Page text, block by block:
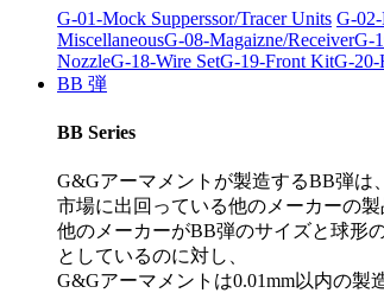
G-01-Mock Supperssor/Tracer Units G-02-
MiscellaneousG-08-Magaizne/ReceiverG-
NozzleG-18-Wire SetG-19-Front KitG-20-
BB 弾
BB Series
G&Gアーマメントが製造するBB弾は、
市場に出回っている他のメーカーの製
他のメーカーがBB弾のサイズと球形
としているのに対し、
G&Gアーマメントは0.01mm以内の製